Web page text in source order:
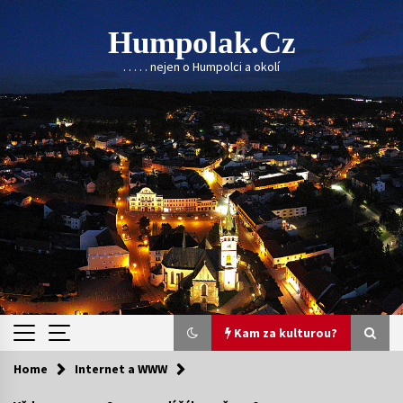
Skip
to
content
Humpolak.cz
. . . . . nejen o Humpolci a okolí
Kam za kulturou?
Kam za kulturou?
Home Internet a WWW